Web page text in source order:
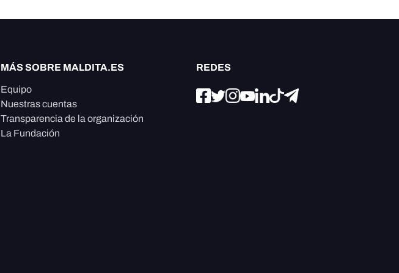
MÁS SOBRE MALDITA.ES
Equipo
Nuestras cuentas
Transparencia de la organización
La Fundación
REDES